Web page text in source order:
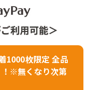
1000枚限定 全品
！※無くなり次第